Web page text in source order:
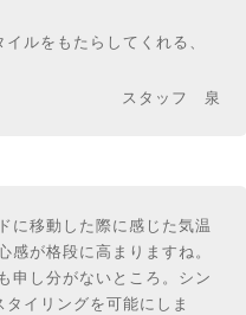
ルをもたらしてくれる、
スタッフ 泉
に移動した際に感じた気温
が格段に高まりますね。
申し分がないところ。シン
イリングを可能にしま